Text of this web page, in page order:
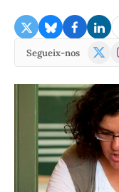
Segueix-nos
X